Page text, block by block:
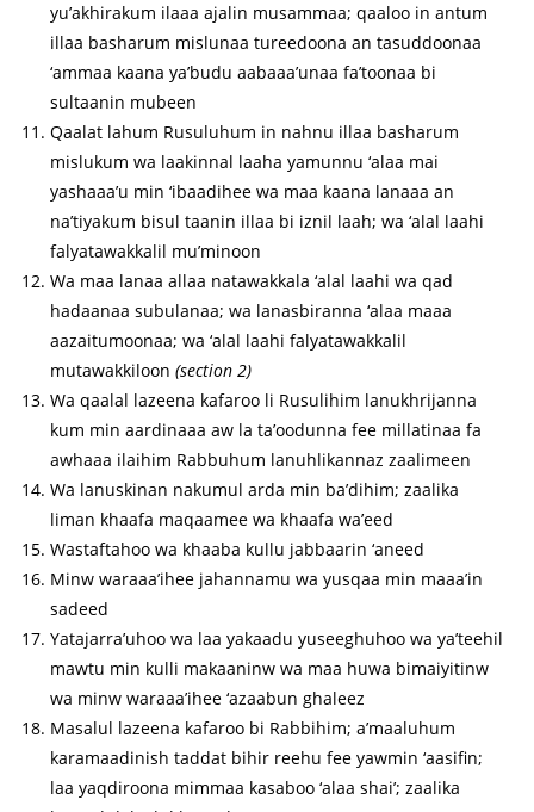
yu’akhirakum ilaaa ajalin musammaa; qaaloo in antum
illaa basharum mislunaa tureedoona an tasuddoonaa
‘ammaa kaana ya’budu aabaaa’unaa fa’toonaa bi
sultaanin mubeen
Qaalat lahum Rusuluhum in nahnu illaa basharum
mislukum wa laakinnal laaha yamunnu ‘alaa mai
yashaaa’u min ‘ibaadihee wa maa kaana lanaaa an
na’tiyakum bisul taanin illaa bi iznil laah; wa ‘alal laahi
falyatawakkalil mu’minoon
Wa maa lanaa allaa natawakkala ‘alal laahi wa qad
hadaanaa subulanaa; wa lanasbiranna ‘alaa maaa
aazaitumoonaa; wa ‘alal laahi falyatawakkalil
mutawakkiloon(section 2)
Wa qaalal lazeena kafaroo li Rusulihim lanukhrijanna
kum min aardinaaa aw la ta’oodunna fee millatinaa fa
awhaaa ilaihim Rabbuhum lanuhlikannaz zaalimeen
Wa lanuskinan nakumul arda min ba’dihim; zaalika
liman khaafa maqaamee wa khaafa wa’eed
Wastaftahoo wa khaaba kullu jabbaarin ‘aneed
Minw waraaa’ihee jahannamu wa yusqaa min maaa’in
sadeed
Yatajarra’uhoo wa laa yakaadu yuseeghuhoo wa ya’teehil
mawtu min kulli makaaninw wa maa huwa bimaiyitinw
wa minw waraaa’ihee ‘azaabun ghaleez
Masalul lazeena kafaroo bi Rabbihim; a’maaluhum
karamaadinish taddat bihir reehu fee yawmin ‘aasifin;
laa yaqdiroona mimmaa kasaboo ‘alaa shai’; zaalika